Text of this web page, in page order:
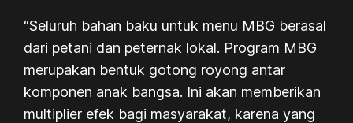
“Seluruh bahan baku untuk menu MBG berasal
dari petani dan peternak lokal. Program MBG
merupakan bentuk gotong royong antar
komponen anak bangsa. Ini akan memberikan
multiplier efek bagi masyarakat, karena yang